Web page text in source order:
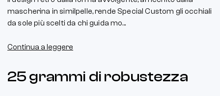
mascherina in similpelle, rende Special Custom gli occhiali
da sole più scelti da chi guida mo...
Continua a leggere
25 grammi di robustezza